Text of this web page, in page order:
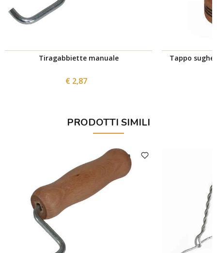
Tiragabbiette manuale
€ 2,87
Tappo
PRODOTTI SIMILI